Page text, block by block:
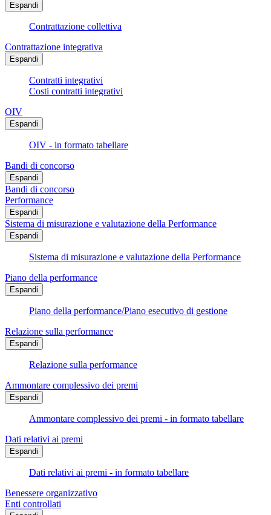
Espandi
Contrattazione collettiva
Contrattazione integrativa
Espandi
Contratti integrativi
Costi contratti integrativi
OIV
Espandi
OIV - in formato tabellare
Bandi di concorso
Espandi
Bandi di concorso
Performance
Espandi
Sistema di misurazione e valutazione della Performance
Espandi
Sistema di misurazione e valutazione della Performance
Piano della performance
Espandi
Piano della performance/Piano esecutivo di gestione
Relazione sulla performance
Espandi
Relazione sulla performance
Ammontare complessivo dei premi
Espandi
Ammontare complessivo dei premi - in formato tabellare
Dati relativi ai premi
Espandi
Dati relativi ai premi - in formato tabellare
Benessere organizzativo
Enti controllati